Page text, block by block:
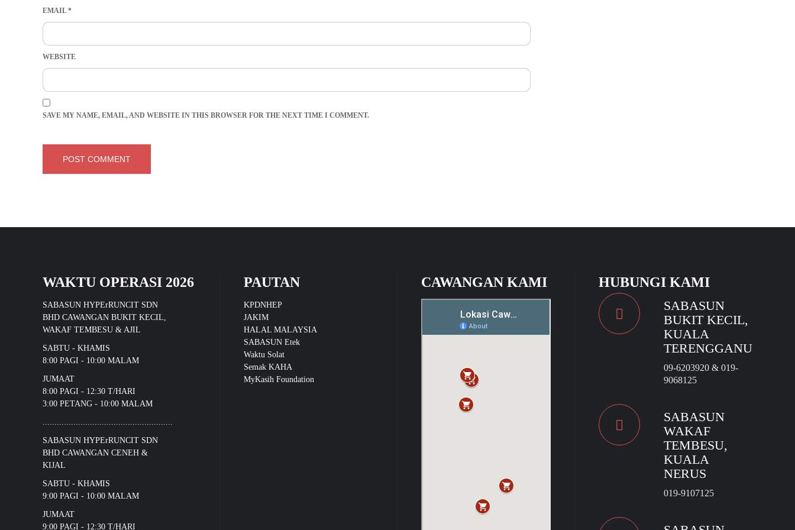
EMAIL*
WEBSITE
SAVE MY NAME, EMAIL, AND WEBSITE IN THIS BROWSER FOR THE NEXT TIME I COMMENT.
WAKTU OPERASI 2026
SABASUN HYPErRUNCIT SDN
BHD CAWANGAN BUKIT KECIL,
WAKAF TEMBESU & AJIL
SABTU - KHAMIS
8:00 PAGI - 10:00 MALAM
JUMAAT
8:00 PAGI - 12:30 T/HARI
3:00 PETANG - 10:00 MALAM
.......................................................
SABASUN HYPErRUNCIT SDN
BHD CAWANGAN CENEH &
KIJAL
SABTU - KHAMIS
9:00 PAGI - 10:00 MALAM
JUMAAT
9:00 PAGI - 12:30 T/HARI
PAUTAN
KPDNHEP
JAKIM
HALAL MALAYSIA
SABASUN Etek
Waktu Solat
Semak KAHA
MyKasih Foundation
CAWANGAN KAMI HUBUNGI KAMI
SABASUN
BUKIT KECIL,
KUALA
TERENGGANU
09-6203920 & 019-
9068125
SABASUN
WAKAF
TEMBESU,
KUALA
NERUS
019-9107125